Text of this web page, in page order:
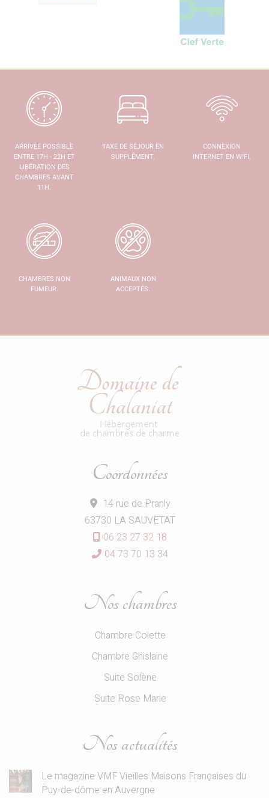
ARRIVÉE POSSIBLE
ENTRE 17H - 22H ET
LIBÉRATION DES
CHAMBRES AVANT
11H.
TAXE DE SÉJOUR EN
SUPPLÉMENT.
CONNEXION
INTERNET EN WIFI.
CHAMBRES NON
FUMEUR.
ANIMAUX NON
ACCEPTÉS.
Coordonnées
14 rue de Pranly
63730 LA SAUVETAT
06 23 27 32 18
04 73 70 13 34
Nos chambres
Chambre Colette
Chambre Ghislaine
Suite Solène
Suite Rose Marie
Nos actualités
Le magazine VMF Vieilles Maisons Françaises du
Puy-de-dôme en Auvergne